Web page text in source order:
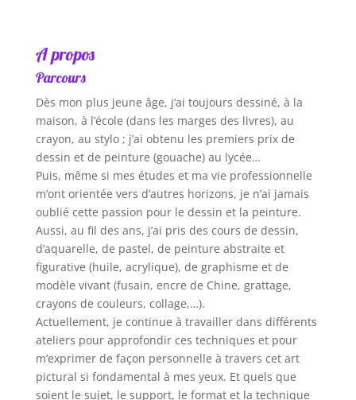
A propos
Parcours
Dès mon plus jeune âge, j’ai toujours dessiné, à la
maison, à l’école (dans les marges des livres), au
crayon, au stylo ; j’ai obtenu les premiers prix de
dessin et de peinture (gouache) au lycée…
Puis, même si mes études et ma vie professionnelle
m’ont orientée vers d’autres horizons, je n’ai jamais
oublié cette passion pour le dessin et la peinture.
Aussi, au fil des ans, j’ai pris des cours de dessin,
d’aquarelle, de pastel, de peinture abstraite et
figurative (huile, acrylique), de graphisme et de
modèle vivant (fusain, encre de Chine, grattage,
crayons de couleurs, collage,…).
Actuellement, je continue à travailler dans différents
ateliers pour approfondir ces techniques et pour
m’exprimer de façon personnelle à travers cet art
pictural si fondamental à mes yeux. Et quels que
soient le sujet, le support, le format et la technique